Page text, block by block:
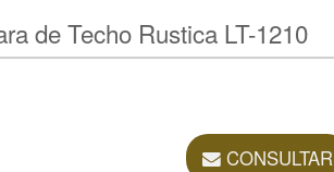
de Techo Rustica LT-1210
CONSULTAR